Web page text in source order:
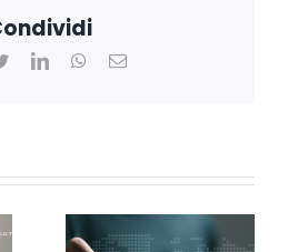
TwitterLinkedInWhatsApp
Email